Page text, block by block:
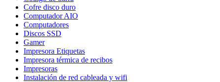
Cofre disco duro
Computador AIO
Computadores
Discos SSD
Gamer
Impresora Etiquetas
Impresora térmica de recibos
Impresoras
Instalación de red cableada y wifi